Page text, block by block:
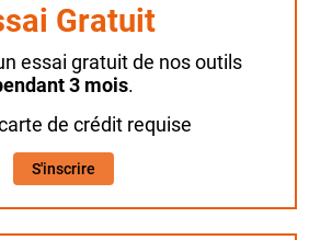
Gratuit
essai gratuit de nos outils
3 mois.
de crédit requise
S'inscrire